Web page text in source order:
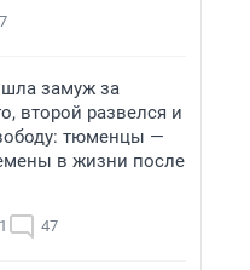
замуж за
второй развелся и
тюменцы —
в жизни после
47